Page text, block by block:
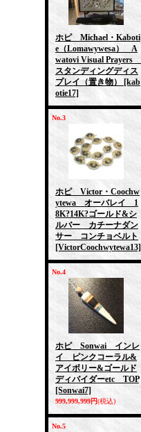
ホピ Michael・Kaboti
e（Lomawywesa） A
watovi Visual Prayers
スタンディングディス
プレイ（置き物）
[kab
otie17]
No.3
ホピ Victor・Coochw
ytewa オーバレイ 1
8K?14K?ゴールド&シ
ルバー カチーナダン
サー コンチョベルト
[VictorCoochwytewa13]
No.4
ホピ Sonwai インレ
イ ピンクコーラル&
アイボリー&ゴールド
ディバイダーetc TOP
[Sonwai7]
999,999,999円(税込)
No.5